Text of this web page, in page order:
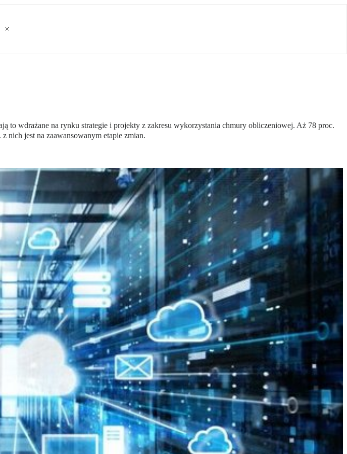
to wdrażane na rynku strategie i projekty z zakresu wykorzystania chmury obliczeniowej. Aż 78 proc.
nich jest na zaawansowanym etapie zmian.